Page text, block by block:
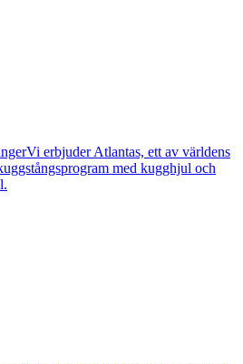
Vi erbjuder Atlantas, ett av världens
med kugghjul och